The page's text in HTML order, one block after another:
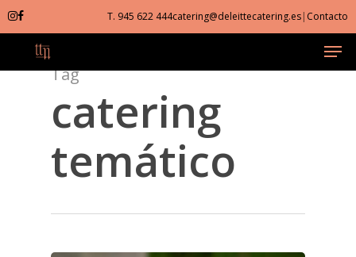
Skip
to
content
T. 945 622 444catering@deleittecatering.es| Contacto
Tag
catering
temático
Close
Menu